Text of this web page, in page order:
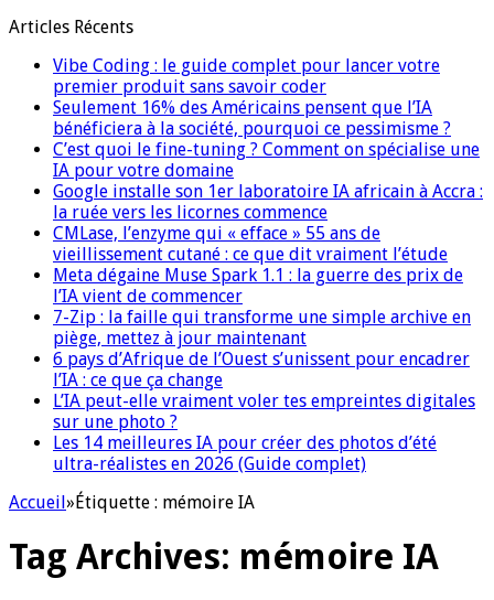
Articles Récents
Vibe Coding : le guide complet pour lancer votre
premier produit sans savoir coder
Seulement 16% des Américains pensent que l’IA
bénéficiera à la société, pourquoi ce pessimisme ?
C’est quoi le fine-tuning ? Comment on spécialise une
IA pour votre domaine
Google installe son 1er laboratoire IA africain à Accra :
la ruée vers les licornes commence
CMLase, l’enzyme qui « efface » 55 ans de
vieillissement cutané : ce que dit vraiment l’étude
Meta dégaine Muse Spark 1.1 : la guerre des prix de
l’IA vient de commencer
7-Zip : la faille qui transforme une simple archive en
piège, mettez à jour maintenant
6 pays d’Afrique de l’Ouest s’unissent pour encadrer
l’IA : ce que ça change
L’IA peut-elle vraiment voler tes empreintes digitales
sur une photo ?
Les 14 meilleures IA pour créer des photos d’été
ultra-réalistes en 2026 (Guide complet)
Accueil»Étiquette : mémoire IA
Tag Archives: mémoire IA